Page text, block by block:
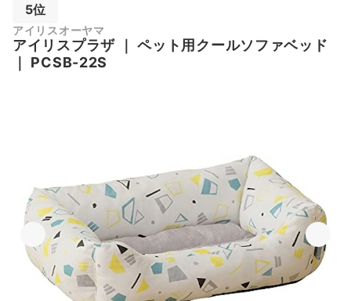
5位
アイリスオーヤマ
アイリスプラザ ｜ペット用クールソファベッド
｜ PCSB-22S